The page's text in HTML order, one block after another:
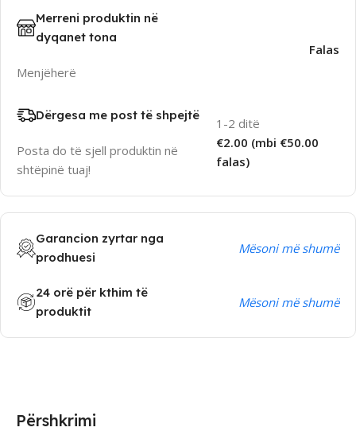
Merreni produktin në
dyqanet tona
Menjëherë
Falas
Dërgesa me post të shpejtë
Posta do të sjell produktin në
shtëpinë tuaj!
1-2 ditë
€2.00 (mbi €50.00
falas)
Garancion zyrtar nga
prodhuesi
Mësoni më shumë
24 orë për kthim të
produktit
Mësoni më shumë
Përshkrimi